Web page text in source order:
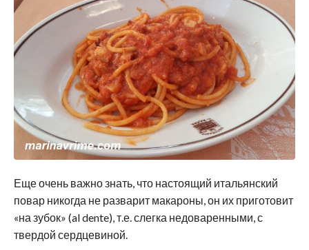
Еще очень важно знать, что настоящий итальянский
повар никогда не разварит макароны, он их приготовит
«на зубок» (al dente), т.е. слегка недоваренными, с
твердой сердцевиной.